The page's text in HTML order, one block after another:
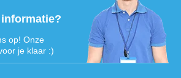
op! Onze
je klaar :)